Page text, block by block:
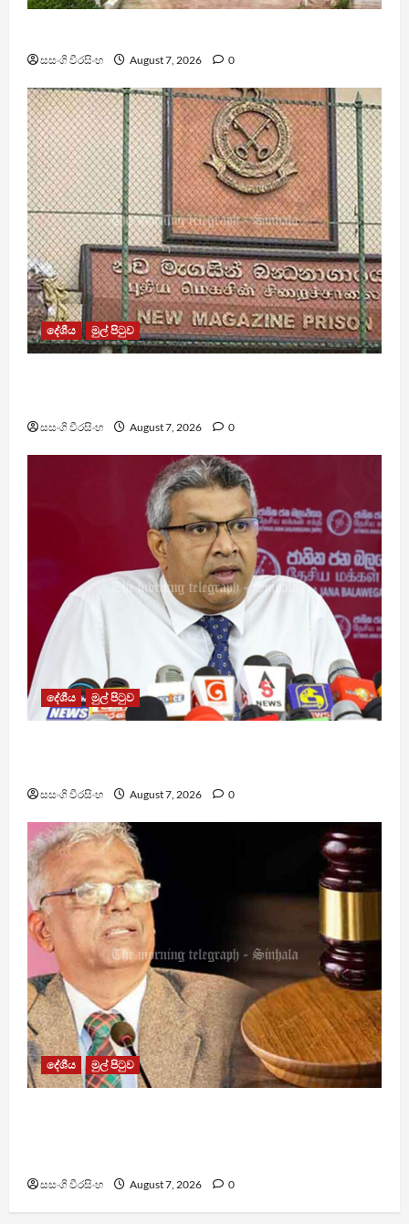
සසංගි වීරසිංහ August 7, 2026 0
දේශීය මුල් පිටුව
සසංගි වීරසිංහ August 7, 2026 0
දේශීය මුල් පිටුව
සසංගි වීරසිංහ August 7, 2026 0
දේශීය මුල් පිටුව
සසංගි වීරසිංහ August 7, 2026 0